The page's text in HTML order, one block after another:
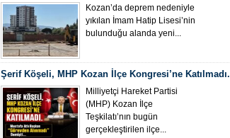
ÇALIŞMASI BAŞLADIKozan’da deprem nedeniyle
yıkılan İmam Hatip Lisesi’nin
bulunduğu alanda yeni...
Şerif Köşeli, MHP Kozan İlçe Kongresi’ne Katılmadı.
Milliyetçi Hareket Partisi
(MHP) Kozan İlçe
Teşkilatı’nın bugün
gerçekleştirilen ilçe...